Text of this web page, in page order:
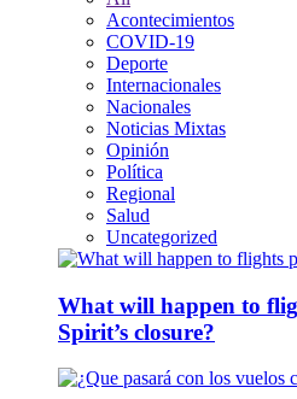
Acontecimientos
COVID-19
Deporte
Internacionales
Nacionales
Noticias Mixtas
Opinión
Política
Regional
Salud
Uncategorized
What will happen to
Spirit’s closure?